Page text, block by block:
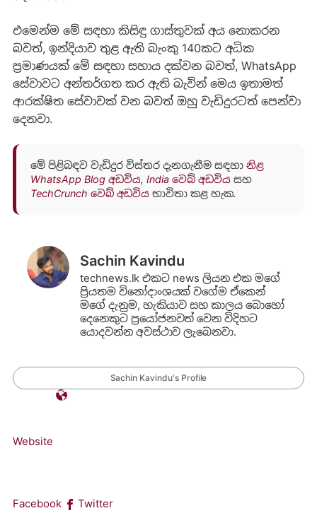
එමෙන්ම මේ සඳහා කිසිඳු ගාස්තුවක් අය නොකරන
බවත්, ඉන්දියාව තුළ ඇති බැංකු 140කට අධික
ප්‍රමාණයක් මේ සඳහා සහාය දක්වන බවත්, WhatsApp
සේවාවට අන්තර්ගත කර ඇති බැවින් මෙය ඉතාමත්
ආරක්ෂිත සේවාවක් වන බවත් ඔහු වැඩිදුරටත් පෙන්වා
දෙනවා.
මේ පිළිබඳව වැඩිදුර විස්තර දැනගැනීම සඳහා නිළ
WhatsApp Blog අඩවිය, India වෙබ් අඩවියසහ
TechCrunch වෙබ් අඩවියභාවිතා කළ හැක.
Sachin Kavindu
technews.lk එකට news ලියන එක මගේ
ප්‍රියතම විනෝදාංශයක් වගේම ඒකෙන්
මගේ දැනුම, හැකියාව සහ කාලය බොහෝ
දෙනෙකුට ප්‍රයෝජනවත් වෙන විදිහට
යොදවන්න අවස්ථාව ලැබෙනවා.
Sachin Kavindu's Profile
Website
Facebook Twitter